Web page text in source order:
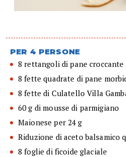
PER 4 PERSONE
8 rettangoli di pane croccante
8 fette quadrate di pane
8 fette di Culatello Villa
60 g di mousse di parmigiano
Maionese per 24 g
Riduzione di aceto balsamico
8 foglie di ficoide glaciale